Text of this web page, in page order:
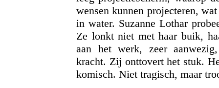
wensen kunnen projecteren,
in water. Suzanne Lothar
Ze lonkt niet met haar buik,
aan het werk, zeer
kracht. Zij onttovert het stuk.
komisch. Niet tragisch, maar